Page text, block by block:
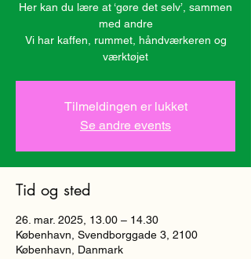
Her kan du lære at ‘gøre det selv’, sammen
med andre
Vi har kaffen, rummet, håndværkeren og
værktøjet
Tilmeldingen er lukket
Se andre events
Tid og sted
26. mar. 2025, 13.00 – 14.30
København, Svendborggade 3, 2100
København, Danmark